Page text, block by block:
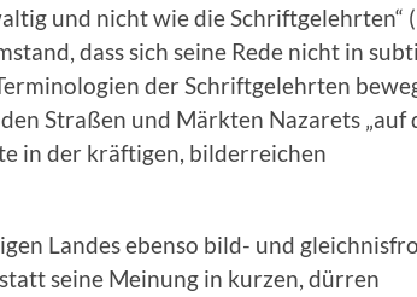
und nicht wie die Schriftgelehrten“
dass sich seine Rede nicht in
der Schriftgelehrten
Straßen und Märkten Nazarets „auf
in der kräftigen, bilderreichen
Landes ebenso bild- und
seine Meinung in kurzen, dürren